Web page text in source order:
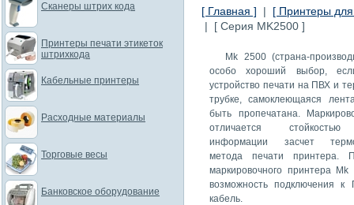
[ Главная ] | [ Принтеры для
| [ Серия MK2500 ]
Mk 2500 (страна-
особо хороший выбор,
устройство печати на ПВХ и
трубке, самоклеющаяся
быть пропечатана.
отличается стойкостью
информации засчет
метода печати принтера.
маркировочного принтера Mk
возможность подключения
кабель.
Сканеры штрих кода
Принтеры печати этикеток
штрихкода
Кабельные принтеры
Расходные материалы
Торговые весы
Банковское оборудование